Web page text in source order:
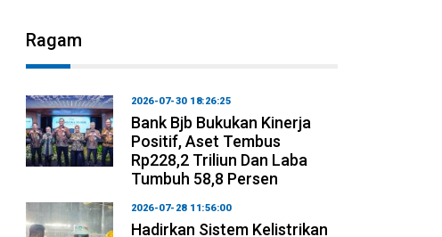
Ragam
2026-07-30 18:26:25
Bank Bjb Bukukan Kinerja
Positif, Aset Tembus
Rp228,2 Triliun Dan Laba
Tumbuh 58,8 Persen
2026-07-28 11:56:00
Hadirkan Sistem Kelistrikan